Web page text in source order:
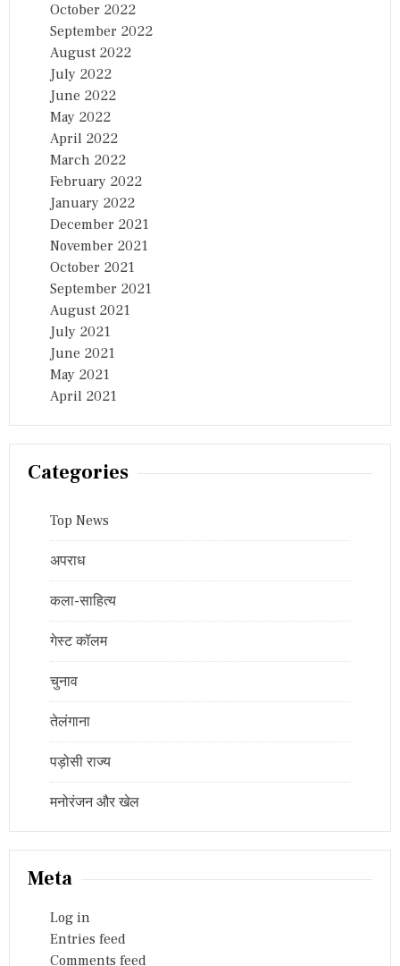
October 2022
September 2022
August 2022
July 2022
June 2022
May 2022
April 2022
March 2022
February 2022
January 2022
December 2021
November 2021
October 2021
September 2021
August 2021
July 2021
June 2021
May 2021
April 2021
Categories
Top News
अपराध
कला-साहित्य
गेस्ट कॉलम
चुनाव
तेलंगाना
पड़ोसी राज्य
मनोरंजन और खेल
Meta
Log in
Entries feed
Comments feed